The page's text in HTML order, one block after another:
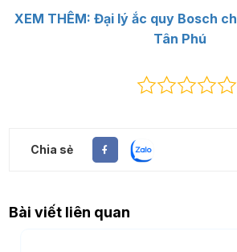
XEM THÊM: Đại lý ắc quy Bosch
Tân Phú
Chia sẻ
Bài viết liên quan